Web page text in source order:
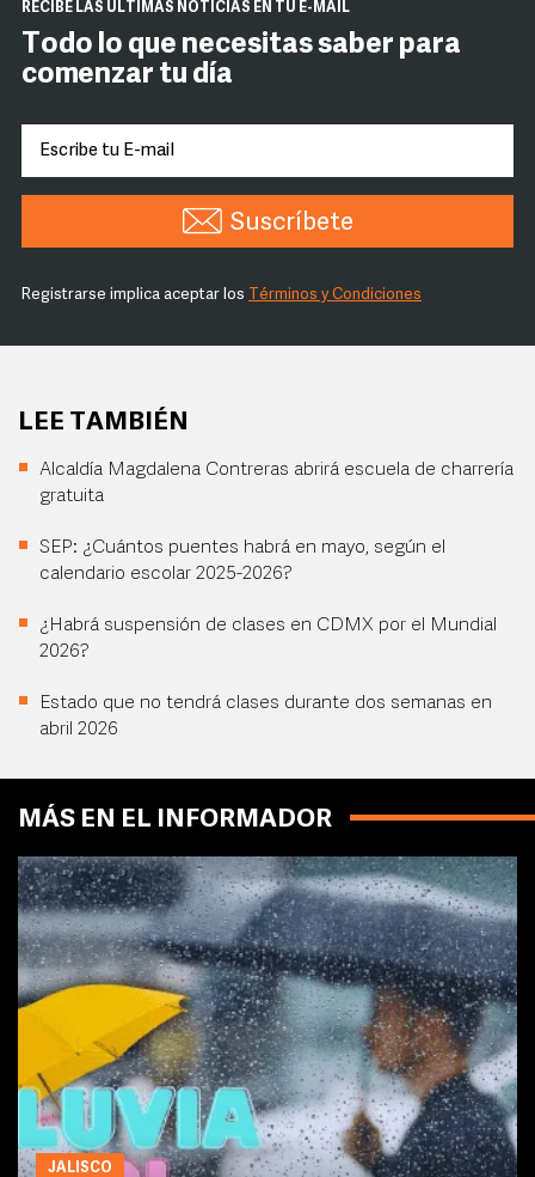
RECIBE LAS ÚLTIMAS NOTICIAS EN TU E-MAIL
Todo lo que necesitas saber para
comenzar tu día
Suscríbete
Registrarse implica aceptar los Términos y Condiciones
LEE TAMBIÉN
Alcaldía Magdalena Contreras abrirá escuela de charrería
gratuita
SEP: ¿Cuántos puentes habrá en mayo, según el
calendario escolar 2025-2026?
¿Habrá suspensión de clases en CDMX por el Mundial
2026?
Estado que no tendrá clases durante dos semanas en
abril 2026
MÁS EN EL INFORMADOR
JALISCO